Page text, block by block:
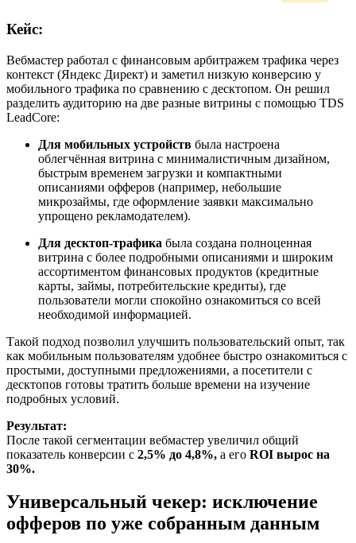
Кейс:
Вебмастер работал с финансовым арбитражем трафика через
контекст (Яндекс Директ) и заметил низкую конверсию у
мобильного трафика по сравнению с десктопом. Он решил
разделить аудиторию на две разные витрины с помощью TDS
LeadCore:
Для мобильных устройств была настроена
облегчённая витрина с минималистичным дизайном,
быстрым временем загрузки и компактными
описаниями офферов (например, небольшие
микрозаймы, где оформление заявки максимально
упрощено рекламодателем).
Для десктоп-трафика была создана полноценная
витрина с более подробными описаниями и широким
ассортиментом финансовых продуктов (кредитные
карты, займы, потребительские кредиты), где
пользователи могли спокойно ознакомиться со всей
необходимой информацией.
Такой подход позволил улучшить пользовательский опыт, так
как мобильным пользователям удобнее быстро ознакомиться с
простыми, доступными предложениями, а посетители с
десктопов готовы тратить больше времени на изучение
подробных условий.
Результат:
После такой сегментации вебмастер увеличил общий
показатель конверсии с 2,5% до 4,8%, а его ROI вырос на
30%.
Универсальный чекер: исключение
офферов по уже собранным данным